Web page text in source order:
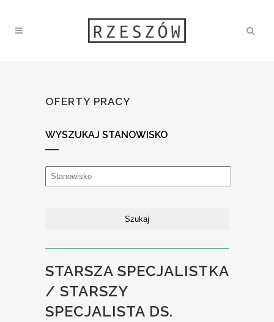
OFERTY PRACY
WYSZUKAJ STANOWISKO
STARSZA SPECJALISTKA
/ STARSZY
SPECJALISTA DS.